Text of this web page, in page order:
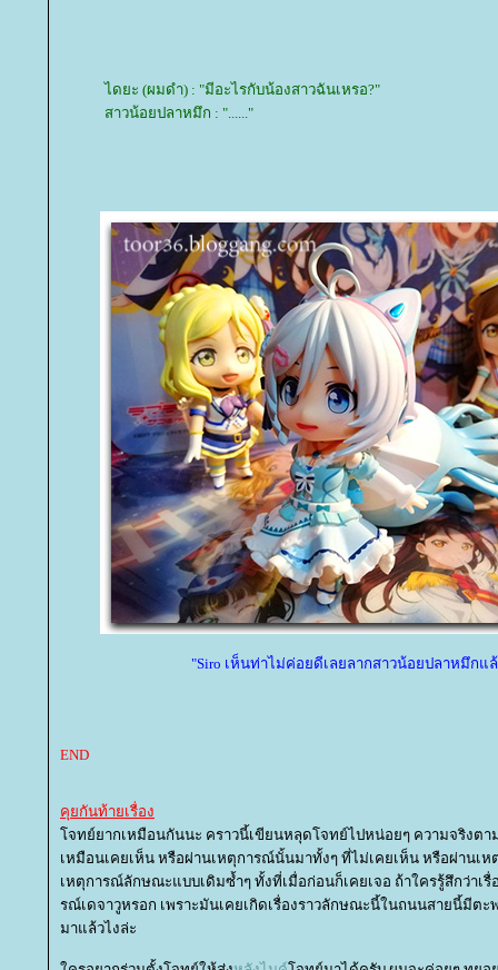
ไดยะ (ผมดำ) : "มีอะไรกับน้องสาวฉันเหรอ?"
สาวน้อยปลาหมึก : "......"
"Siro เห็นท่าไม่ค่อยดีเลยลากสาวน้อยปลาหมึกแ
END
คุยกันท้ายเรื่อง
จทย์ยากเหมือนกันนะ คราวนี้เขียนหลุดโจทย์ไปหน่อยๆ ความจริงตา
เหมือนเคยเห็น หรือผ่านเหตุการณ์นั้นมาทั้งๆ ที่ไม่เคยเห็น หรือผ่านเ
เหตุการณ์ลักษณะแบบเดิมซ้ำๆ ทั้งที่เมื่อก่อนก็เคยเจอ ถ้าใครรู้สึกว่าเ
รณ์เดจาวูหรอก เพราะมันเคยเกิดเรื่องราวลักษณะนี้ในถนนสายนี้มีตะ
มาแล้วไงล่ะ